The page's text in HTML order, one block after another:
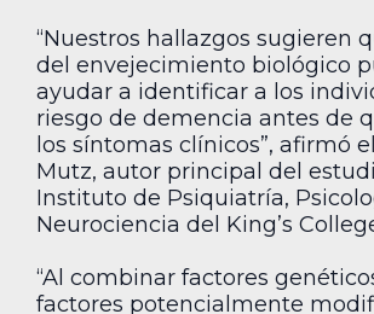
“Nuestros hallazgos sugieren
del envejecimiento biológico
ayudar a identificar a los
riesgo de demencia antes de
los síntomas clínicos”, afirmó
Mutz, autor principal del
Instituto de Psiquiatría,
Neurociencia del King’s
“Al combinar factores
factores potencialmente